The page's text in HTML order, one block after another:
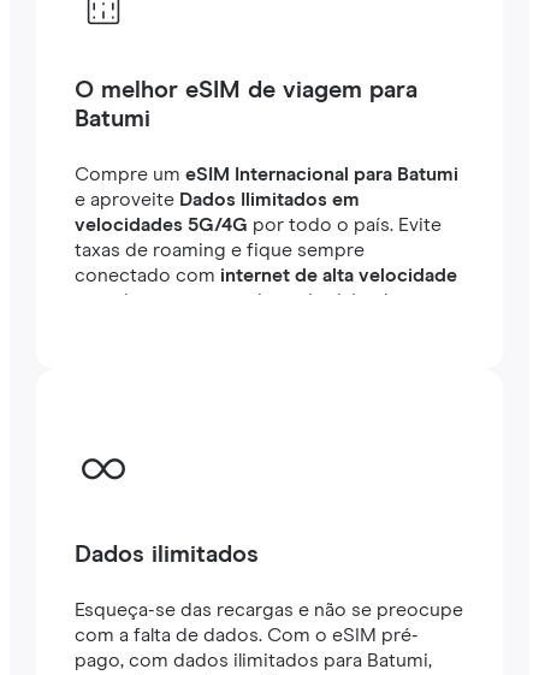
O melhor eSIM de viagem para
Batumi
Compre um eSIM Internacional para Batumi
e aproveite Dados Ilimitados em
velocidades 5G/4G por todo o país. Evite
taxas de roaming e fique sempre
conectado com internet de alta velocidade
em minutos no exterior, seja viajando ou
Dados ilimitados
Esqueça-se das recargas e não se preocupe
com a falta de dados. Com o eSIM pré-
pago, com dados ilimitados para Batumi,